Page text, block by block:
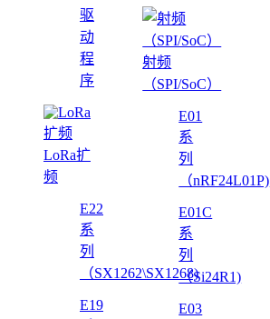
驱
动
程
序
LoRa扩
频
E22
系
列
（SX1262\SX1268)
E19
射频
（SPI/SoC）
E01
系
列
（nRF24L01P)
E01C
系
列
（Si24R1)
E03